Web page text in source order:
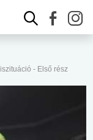
- Első rész